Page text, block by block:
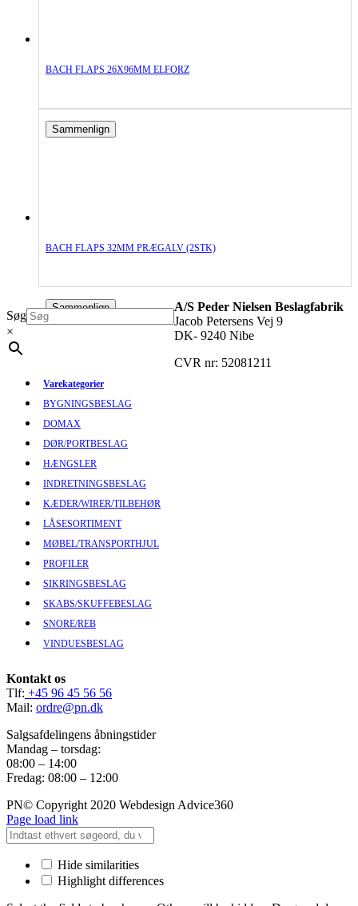
BACH FLAPS 26X96MM ELFORZ
Sammenlign
BACH FLAPS 32MM PRÆGALV (2STK)
Sammenlign
Søg
×
Varekategorier
BYGNINGSBESLAG
DOMAX
DØR/PORTBESLAG
HÆNGSLER
INDRETNINGSBESLAG
KÆDER/WIRER/TILBEHØR
LÅSESORTIMENT
MØBEL/TRANSPORTHJUL
PROFILER
SIKRINGSBESLAG
SKABS/SKUFFEBESLAG
SNORE/REB
VINDUESBESLAG
A/S Peder Nielsen Beslagfabrik
Jacob Petersens Vej 9
DK- 9240 Nibe
CVR nr: 52081211
Kontakt os
Tlf: +45 96 45 56 56
Mail: ordre@pn.dk
Salgsafdelingens åbningstider
Mandag – torsdag:
08:00 – 14:00
Fredag: 08:00 – 12:00
PN© Copyright 2020 Webdesign Advice360
Page load link
Hide similarities
Highlight differences